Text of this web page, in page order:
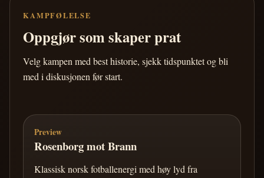
KAMPFØLELSE
Oppgjør som skaper prat
Velg kampen med best historie, sjekk tidspunktet og bli
med i diskusjonen før start.
Preview
Rosenborg mot Brann
Klassisk norsk fotballenergi med høy lyd fra